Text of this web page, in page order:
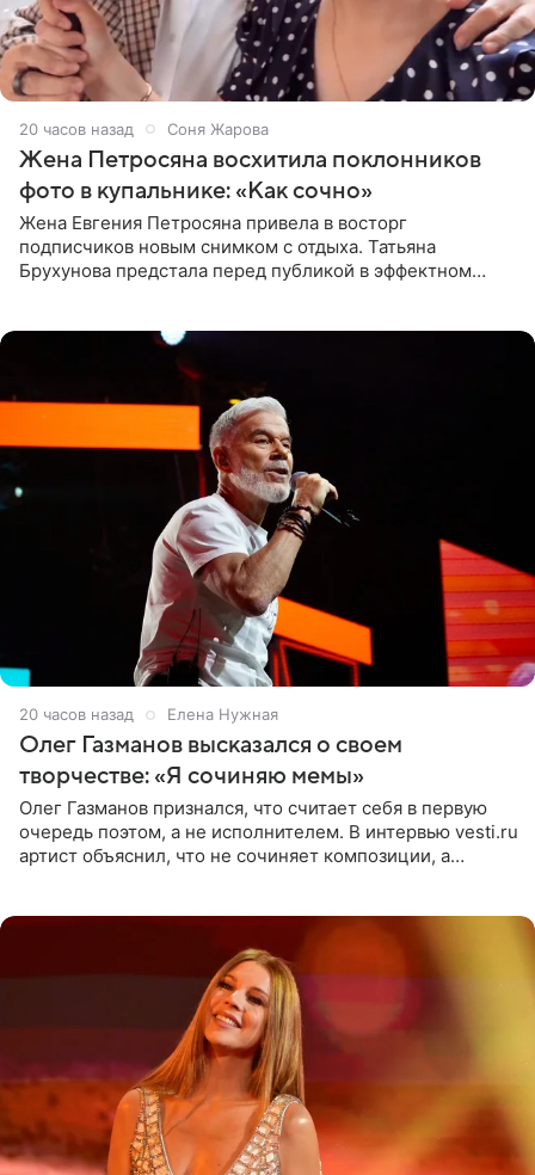
20 часов назад Соня Жарова
Жена Петросяна восхитила поклонников
фото в купальнике: «Как сочно»
Жена Евгения Петросяна привела в восторг
подписчиков новым снимком с отдыха. Татьяна
Брухунова предстала перед публикой в эффектном
20 часов назад Елена Нужная
Олег Газманов высказался о своем
творчестве: «Я сочиняю мемы»
Олег Газманов признался, что считает себя в первую
очередь поэтом, а не исполнителем. В интервью vesti.ru
артист объяснил, что не сочиняет композиции, а